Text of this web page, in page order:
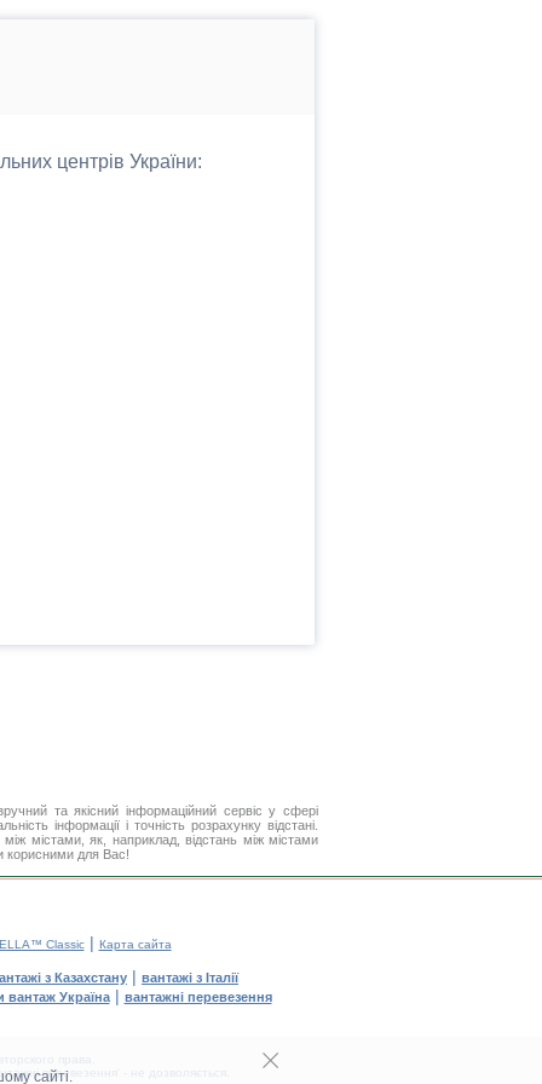
сайті.
центрів України:
та якісний інформаційний сервіс у сфері
інформації і точність розрахунку відстані.
містами, як, наприклад, відстань між містами
корисними для Вас!
Classic| Карта сайта
з Казахстану | вантажі з Італії
вантаж Україна| вантажні перевезення
права.
перевезення' - не дозволяється.